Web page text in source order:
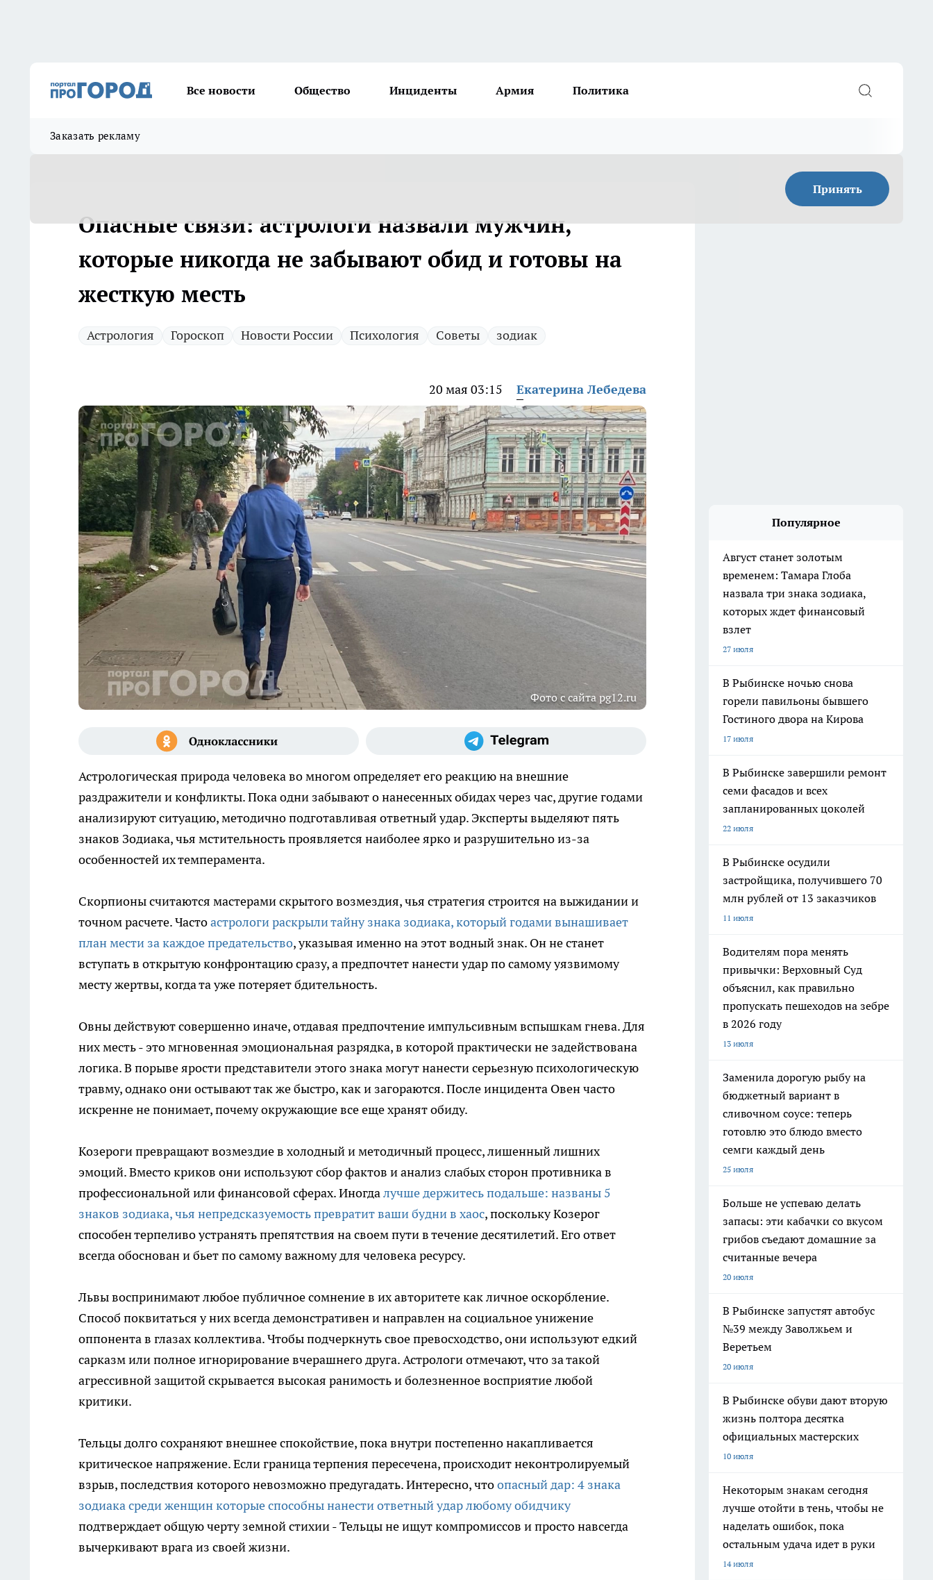
Все новости Общество Инциденты Армия Политика
Заказать рекламу
Принять
Опасные связи: астрологи назвали мужчин,
которые никогда не забывают обид и готовы на
жесткую месть
Астрология Гороскоп Новости России Психология Советы зодиак
20 мая 03:15 Екатерина Лебедева
Фото с сайта pg12.ru
Астрологическая природа человека во многом определяет его реакцию на внешние
раздражители и конфликты. Пока одни забывают о нанесенных обидах через час, другие годами
анализируют ситуацию, методично подготавливая ответный удар. Эксперты выделяют пять
знаков Зодиака, чья мстительность проявляется наиболее ярко и разрушительно из-за
особенностей их темперамента.
Скорпионы считаются мастерами скрытого возмездия, чья стратегия строится на выжидании и
точном расчете. Частоастрологи раскрыли тайну знака зодиака, который годами вынашивает
план мести за каждое предательство, указывая именно на этот водный знак. Он не станет
вступать в открытую конфронтацию сразу, а предпочтет нанести удар по самому уязвимому
месту жертвы, когда та уже потеряет бдительность.
Овны действуют совершенно иначе, отдавая предпочтение импульсивным вспышкам гнева. Для
них месть - это мгновенная эмоциональная разрядка, в которой практически не задействована
логика. В порыве ярости представители этого знака могут нанести серьезную психологическую
травму, однако они остывают так же быстро, как и загораются. После инцидента Овен часто
искренне не понимает, почему окружающие все еще хранят обиду.
Козероги превращают возмездие в холодный и методичный процесс, лишенный лишних
эмоций. Вместо криков они используют сбор фактов и анализ слабых сторон противника в
профессиональной или финансовой сферах. Иногдалучше держитесь подальше: названы 5
знаков зодиака, чья непредсказуемость превратит ваши будни в хаос, поскольку Козерог
способен терпеливо устранять препятствия на своем пути в течение десятилетий. Его ответ
всегда обоснован и бьет по самому важному для человека ресурсу.
Львы воспринимают любое публичное сомнение в их авторитете как личное оскорбление.
Способ поквитаться у них всегда демонстративен и направлен на социальное унижение
оппонента в глазах коллектива. Чтобы подчеркнуть свое превосходство, они используют едкий
сарказм или полное игнорирование вчерашнего друга. Астрологи отмечают, что за такой
агрессивной защитой скрывается высокая ранимость и болезненное восприятие любой
критики.
Тельцы долго сохраняют внешнее спокойствие, пока внутри постепенно накапливается
критическое напряжение. Если граница терпения пересечена, происходит неконтролируемый
взрыв, последствия которого невозможно предугадать. Интересно, чтоопасный дар: 4 знака
зодиака среди женщин которые способны нанести ответный удар любому обидчику
подтверждает общую черту земной стихии - Тельцы не ищут компромиссов и просто навсегда
вычеркивают врага из своей жизни.
Популярное
Август станет золотым
временем: Тамара Глоба
назвала три знака зодиака,
которых ждет финансовый
взлет
27 июля
В Рыбинске ночью снова
горели павильоны бывшего
Гостиного двора на Кирова
17 июля
В Рыбинске завершили ремонт
семи фасадов и всех
запланированных цоколей
22 июля
В Рыбинске осудили
застройщика, получившего 70
млн рублей от 13 заказчиков
11 июля
Водителям пора менять
привычки: Верховный Суд
объяснил, как правильно
пропускать пешеходов на зебре
в 2026 году
13 июля
Заменила дорогую рыбу на
бюджетный вариант в
сливочном соусе: теперь
готовлю это блюдо вместо
семги каждый день
25 июля
Больше не успеваю делать
запасы: эти кабачки со вкусом
грибов съедают домашние за
считанные вечера
20 июля
В Рыбинске запустят автобус
№39 между Заволжьем и
Веретьем
20 июля
В Рыбинске обуви дают вторую
жизнь полтора десятка
официальных мастерских
10 июля
Некоторым знакам сегодня
лучше отойти в тень, чтобы не
наделать ошибок, пока
остальным удача идет в руки
14 июля